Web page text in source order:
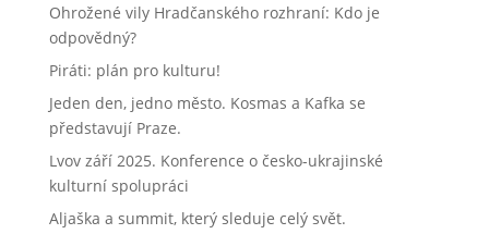
Ohrožené vily Hradčanského rozhraní: Kdo je
odpovědný?
Piráti: plán pro kulturu!
Jeden den, jedno město. Kosmas a Kafka se
představují Praze.
Lvov září 2025. Konference o česko-ukrajinské
kulturní spolupráci
Aljaška a summit, který sleduje celý svět.